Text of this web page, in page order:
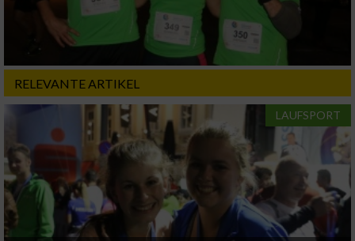
RELEVANTE ARTIKEL
LAUFSPORT